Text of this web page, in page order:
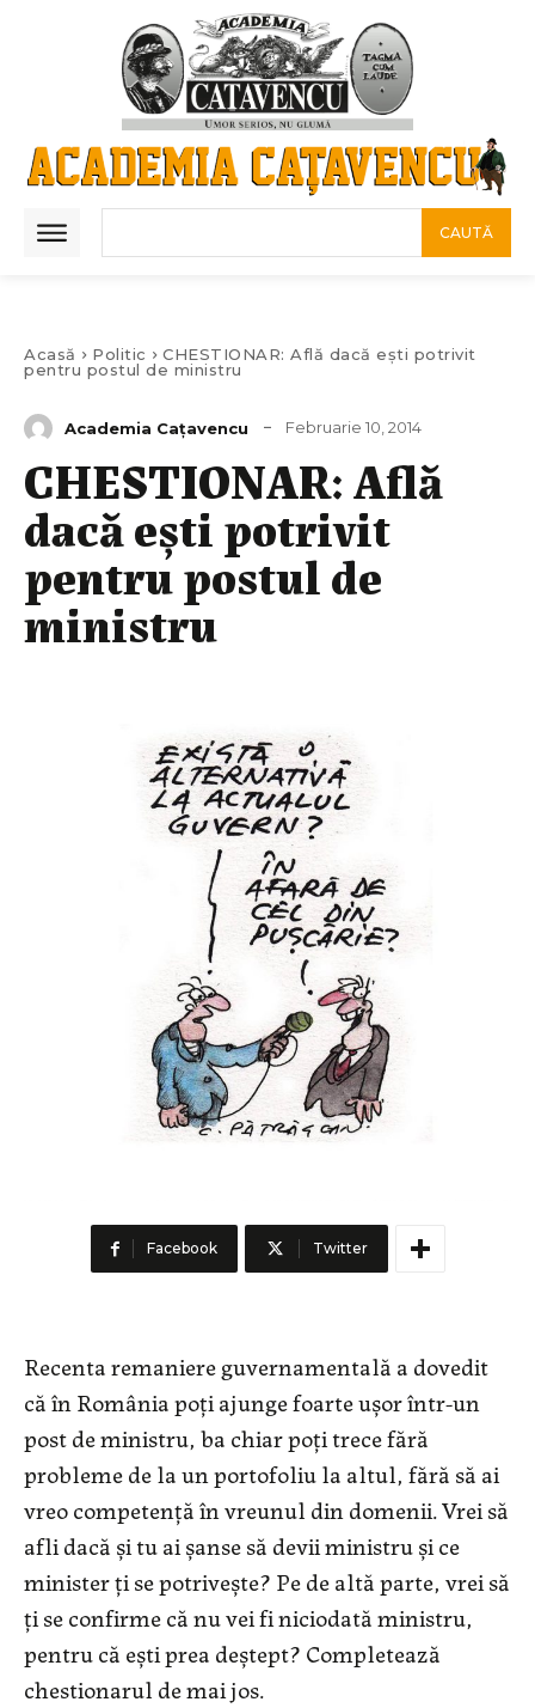
CAUTĂ
Acasă Politic
CHESTIONAR: Află dacă ești potrivit
pentru postul de ministru
Academia Caţavencu Februarie 10, 2014
CHESTIONAR: Află
dacă ești potrivit
pentru postul de
ministru
Facebook Twitter
Recenta remaniere guvernamentală a dovedit
că în România poți ajunge foarte ușor într-un
post de ministru, ba chiar poți trece fără
probleme de la un portofoliu la altul, fără să ai
vreo competență în vreunul din domenii. Vrei să
afli dacă și tu ai șanse să devii ministru și ce
minister ți se potrivește? Pe de altă parte, vrei să
ți se confirme că nu vei fi niciodată ministru,
pentru că ești prea deștept? Completează
chestionarul de mai jos.